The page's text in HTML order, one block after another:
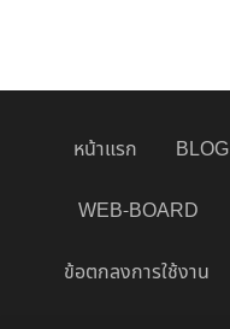
หน้าแรก BLOG
WEB-BOARD
ข้อตกลงการใช้งาน